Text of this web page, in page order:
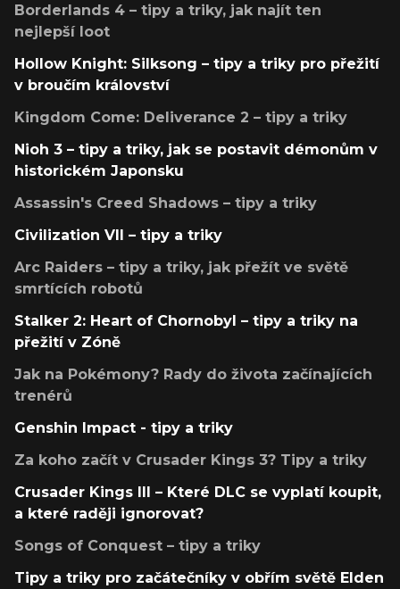
Borderlands 4 – tipy a triky, jak najít ten
nejlepší loot
Hollow Knight: Silksong – tipy a triky pro přežití
v broučím království
Kingdom Come: Deliverance 2 – tipy a triky
Nioh 3 – tipy a triky, jak se postavit démonům v
historickém Japonsku
Assassin's Creed Shadows – tipy a triky
Civilization VII – tipy a triky
Arc Raiders – tipy a triky, jak přežít ve světě
smrtících robotů
Stalker 2: Heart of Chornobyl – tipy a triky na
přežití v Zóně
Jak na Pokémony? Rady do života začínajících
trenérů
Genshin Impact - tipy a triky
Za koho začít v Crusader Kings 3? Tipy a triky
Crusader Kings III – Které DLC se vyplatí koupit,
a které raději ignorovat?
Songs of Conquest – tipy a triky
Tipy a triky pro začátečníky v obřím světě Elden